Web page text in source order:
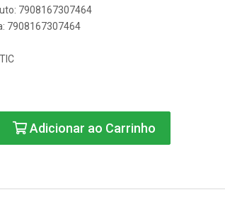
7908167307464
7908167307464
Adicionar ao Carrinho